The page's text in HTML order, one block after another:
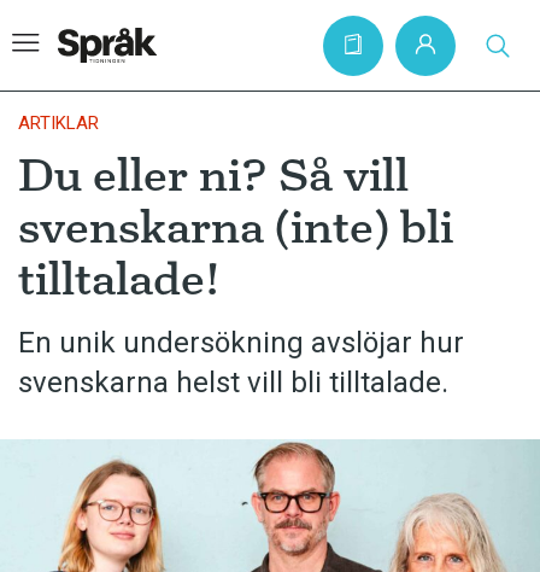
Hem
Artiklar
Krönikor
Språkfrågor
Skrivtips
Podden
Anmäl till språkpolisen
ARTIKLAR
Du eller ni? Så vill
svenskarna (inte) bli
tilltalade!
En unik undersökning avslöjar hur
svenskarna helst vill bli tilltalade.